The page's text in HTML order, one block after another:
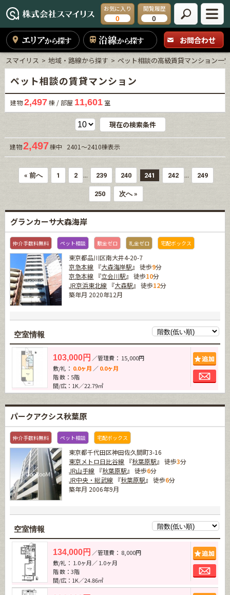
お気に入り
0
閲覧履歴
0
エリアから探す 沿線から探す お問合わせ
スマイリス 地域・路線から探す ペット相談の高級賃貸マンション一
ペット相談の賃貸マンション
建物2,497棟 / 部屋 11,601室
現在の検索条件
建物2,497棟中 2401～2410棟表示
« 前へ 1 2 ... 239 240 241 242 ... 249
250 次へ »
グランカーサ大森海岸
仲介手数料無料 ペット相談 敷金ゼロ 礼金ゼロ 宅配ボックス
東京都品川区南大井4-20-7
京急本線 『大森海岸駅』 徒歩9分
京急本線 『立会川駅』 徒歩10分
JR京浜東北線 『大森駅』 徒歩12分
築年月 2020年12月
空室情報
103,000円 ／管理費： 15,000円
敷/礼： 0.0ヶ月 ／0.0ヶ月
階 数：5階
間/広：1K／22.79㎡
パークアクシス秋葉原
仲介手数料無料 ペット相談 宅配ボックス
東京都千代田区神田佐久間町3-16
東京メトロ日比谷線 『秋葉原駅』 徒歩3分
JR山手線 『秋葉原駅』 徒歩6分
JR中央・総武線 『秋葉原駅』 徒歩6分
築年月 2006年9月
空室情報
134,000円 ／管理費： 8,000円
敷/礼： 1.0ヶ月／ 1.0ヶ月
階 数：3階
間/広：1K／24.86㎡